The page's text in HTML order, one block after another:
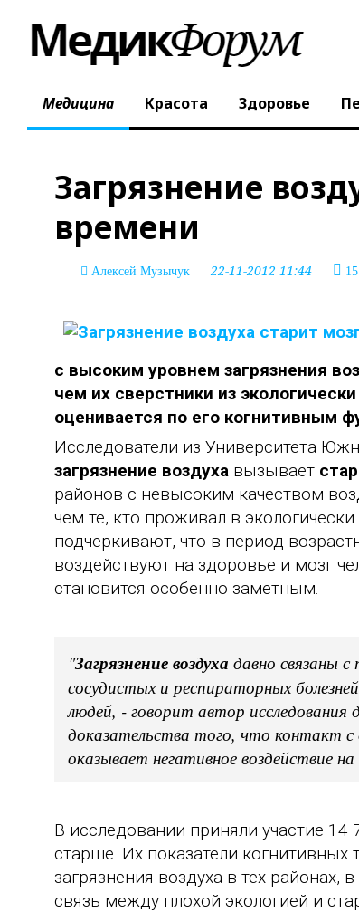
Медицина Красота Здоровье
Загрязнение
времени
Алексей Музычук 22-11-2012 11:44
с высоким уровнем загрязнения
чем их сверстники из
оценивается по его когнитивным
Исследователи из Университета
загрязнение воздуха вызывает
районов с невысоким качеством
чем те, кто проживал в
подчеркивают, что в период
воздействуют на здоровье и мозг
становится особенно заметным.
"Загрязнение воздуха давно связаны
сосудистых и респираторных
людей, - говорит автор
доказательства того, что контакт
оказывает негативное воздействие
В исследовании приняли участие
старше. Их показатели когнитивных
загрязнения воздуха в тех
связь между плохой экологией и